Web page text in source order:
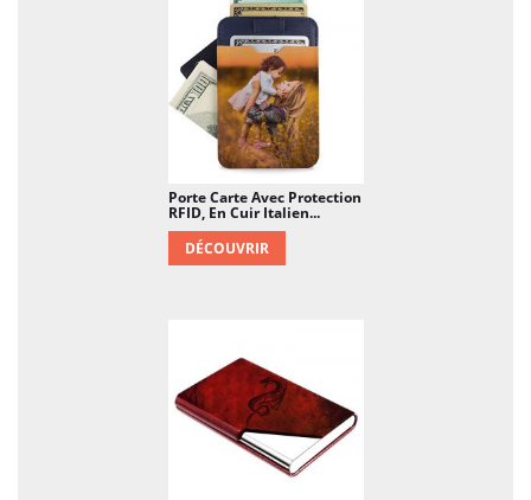
Taille compacte : Ils sont généralement
compacts et faciles à glisser dans une
poche ou un sac à main, ce qui les rend
pratiques pour une utilisation
Fermeture sécurisée : Certains modèles
peuvent être dotés de mécanismes de
fermeture tels que des élastiques, des
Personnalisation : Certains fabricants
offrent la possibilité de personnaliser
votre porte-carte en cuir et en acier en
choisissant la couleur du cuir, le style de
l'acier, et même en gravant des initiales
Porte Carte Avec Protection
RFID, En Cuir Italien...
DÉCOUVRIR